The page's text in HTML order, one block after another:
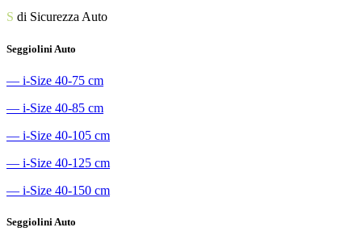
S di Sicurezza Auto
Seggiolini Auto
― i-Size 40-75 cm
― i-Size 40-85 cm
― i-Size 40-105 cm
― i-Size 40-125 cm
― i-Size 40-150 cm
Seggiolini Auto